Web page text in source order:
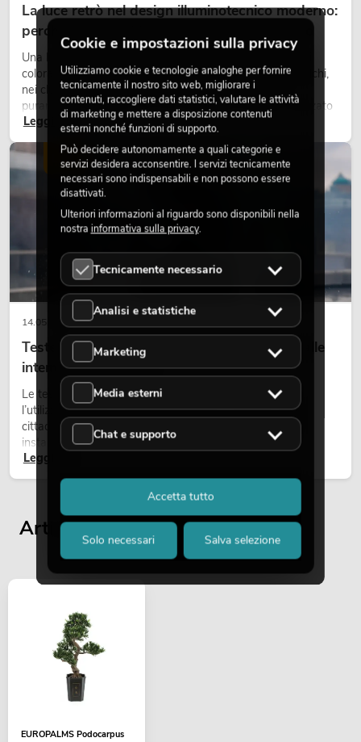
La luce retrò nel design illuminotecnico moderno:
perché la luce calda torna ad avere successo
Una luce molto calda, superfici luminose visibili e accenti
colorati caratterizzano molti lighting design attuali su palchi,
nei club e negli eventi. La luce rétro non è un effetto
puramente nostalgico, ma uno strumento di design utilizzato
in modo consapevole: crea atmosfera, dona carattere alle
scene e può rendere più emozionali i setup LED tecnici.
Leggi ora
14.05.2026
Teste mobili outdoor: teste mobili resistenti alle
intemperie per eventi
Le teste mobili outdoor sono proiettori motorizzati per
l’utilizzo all’aperto. Vengono impiegate in festival, feste
cittadine, concerti open-air, allestimenti architetturali e
installazioni temporanee all’esterno.
Leggi ora
LUCE
Articoli visualizzati per ultimi
EUROPALMS Podocarpus
Cookie e impostazioni sulla privacy
Utilizziamo cookie e tecnologie analoghe per fornire
tecnicamente il nostro sito web, migliorare i
contenuti, raccogliere dati statistici, valutare le attività
di marketing e mettere a disposizione contenuti
esterni nonché funzioni di supporto.
Può decidere autonomamente a quali categorie e
servizi desidera acconsentire. I servizi tecnicamente
necessari sono indispensabili e non possono essere
disattivati.
Ulteriori informazioni al riguardo sono disponibili nella
nostra informativa sulla privacy.
Tecnicamente necessario
Analisi e statistiche
Marketing
Media esterni
Chat e supporto
Solo necessari Salva selezione
Accetta tutto